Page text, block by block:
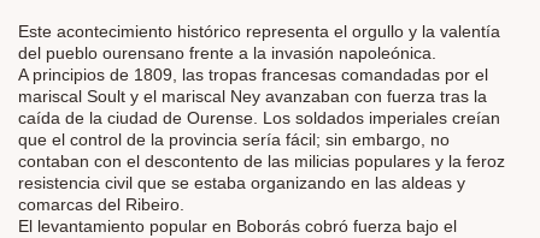
Este acontecimiento histórico representa el orgullo y la valentía
del pueblo ourensano frente a la invasión napoleónica.
A principios de 1809, las tropas francesas comandadas por el
mariscal Soult y el mariscal Ney avanzaban con fuerza tras la
caída de la ciudad de Ourense. Los soldados imperiales creían
que el control de la provincia sería fácil; sin embargo, no
contaban con el descontento de las milicias populares y la feroz
resistencia civil que se estaba organizando en las aldeas y
comarcas del Ribeiro.
El levantamiento popular en Boborás cobró fuerza bajo el